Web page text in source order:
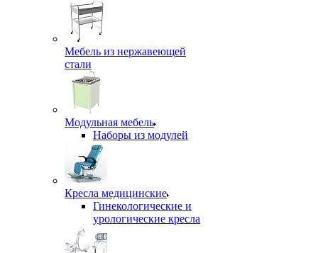
Мебель из нержавеющей
стали
Модульная мебель
Наборы из модулей
Кресла медицинские
Гинекологические и
урологические кресла